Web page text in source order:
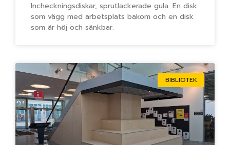
Incheckningsdiskar, sprutlackerade gula. En disk
som vägg med arbetsplats bakom och en disk
som är höj och sänkbar.
BIBLIOTEK